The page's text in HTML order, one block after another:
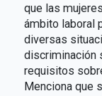
que las
ámbito laboral
diversas
discriminación
requisitos
Menciona que